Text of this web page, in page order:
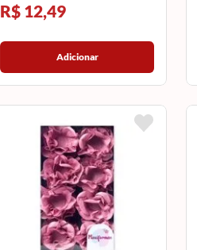
R$ 12,49
Adicionar